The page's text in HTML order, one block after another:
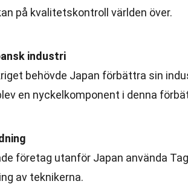
på kvalitetskontroll världen över.
industri
behövde Japan förbättra sin
en nyckelkomponent i denna
företag utanför Japan använda
av teknikerna.